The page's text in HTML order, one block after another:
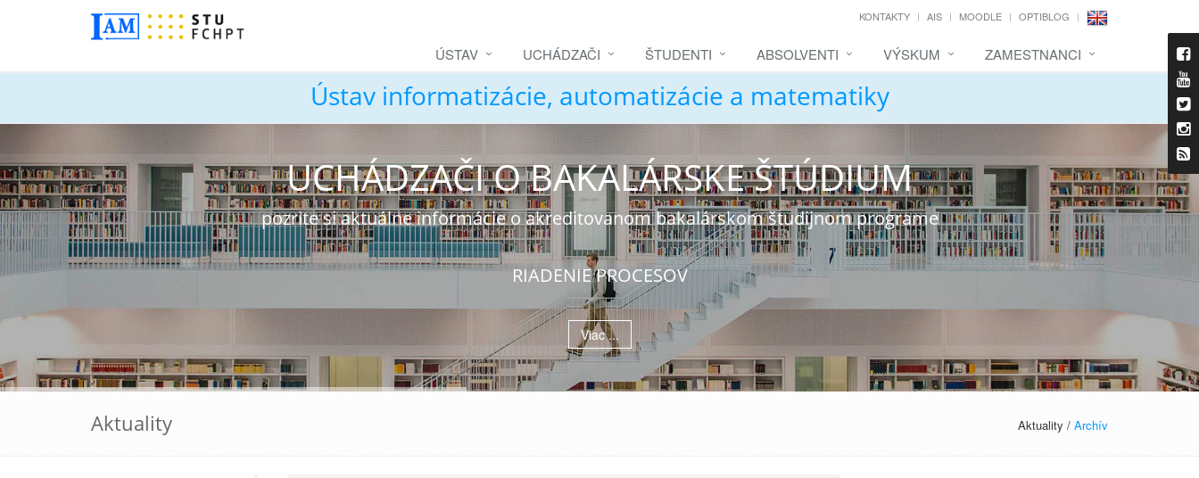
KONTAKTY AIS MOODLE OPTIBLOG
ÚSTAV UCHÁDZAČI ŠTUDENTI ABSOLVENTI VÝSKUM ZAMESTNANCI
Ústav informatizácie, automatizácie a matematiky
UCHÁDZAČI O BAKALÁRSKE ŠTÚDIUM
pozrite si aktuálne informácie o akreditovanom bakalárskom študijnom programe
RIADENIE PROCESOV
Viac ...
Aktuality Aktuality / Archív